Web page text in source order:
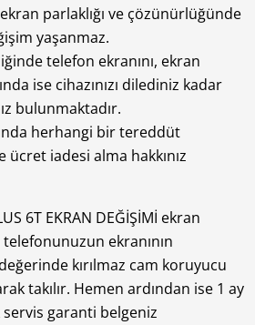
parlaklığı ve çözünürlüğünde
yaşanmaz.
telefon ekranını, ekran
ise cihazınızı dilediniz kadar
bulunmaktadır.
herhangi bir tereddüt
ücret iadesi alma hakkınız
6T EKRAN DEĞİŞİMİ ekran
ekranının
kırılmaz cam koruyucu
takılır. Hemen ardından ise 1 ay
garanti belgeniz